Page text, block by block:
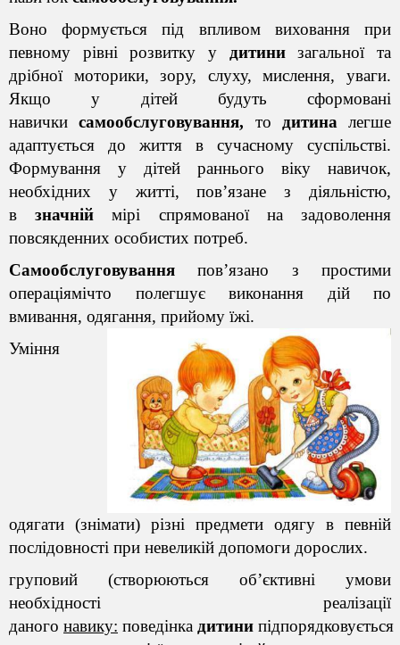
Воно формується під впливом виховання при
певному рівні розвитку у дитинизагальної та
дрібної моторики, зору, слуху, мислення, уваги.
Якщо у дітей будуть сформовані
навичкисамообслуговування, то дитина легше
адаптується до життя в сучасному суспільстві.
Формування у дітей раннього віку навичок,
необхідних у житті, пов’язане з діяльністю,
взначній мірі спрямованої на задоволення
повсякденних особистих потреб.
Самообслуговування пов’язано з простими
операціямічто полегшує виконання дій по
вмивання, одягання, прийому їжі.
Уміння
одягати (знімати) різні предмети одягу в певній
послідовності при невеликій допомоги дорослих.
груповий (створюються об’єктивні умови
необхідності реалізації
даного навику: поведінка дитини підпорядковується